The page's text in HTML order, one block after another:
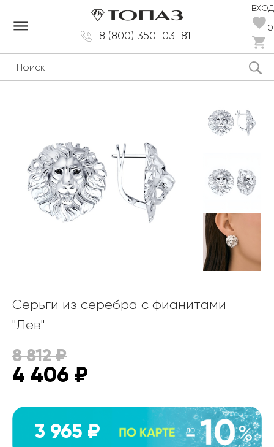
8 (800) 350-03-81
ВХОД
0
dehaze
Серьги из серебра с фианитами
"Лев"
8 812₽
4 406 ₽
3 965 ₽